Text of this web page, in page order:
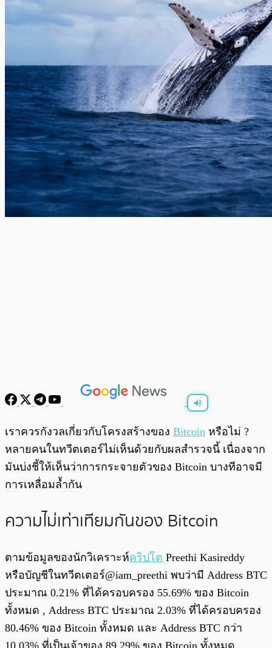
พร้อมเล่น 0:00/0:00
เราควรกังวลเกี่ยวกับโครงสร้างของ Bitcoin หรือไม่ ?
หลายคนในทวีตเตอร์ไม่เห็นด้วยกับผลสำรวจนี้ เนื่องจาก
มันบ่งชี้ให้เห็นว่าการกระจายตัวของ Bitcoin บางทีอาจมี
การเหลื่อมล้ำกัน
ความไม่เท่าเทียมกันของ Bitcoin
ตามข้อมูลของนักวิเคราะห์คริปโต Preethi Kasireddy
หรือบัญชีในทวีตเตอร์@iam_preethi พบว่ามี Address BTC
ประมาณ 0.21% ที่ได้ครอบครอง 55.69% ของ Bitcoin
ทั้งหมด , Address BTC ประมาณ 2.03% ที่ได้ครอบครอง
80.46% ของ Bitcoin ทั้งหมด และ Address BTC กว่า
10.03% ที่เป็นเจ้าของ 89.29% ของ Bitcoin ทั้งหมด